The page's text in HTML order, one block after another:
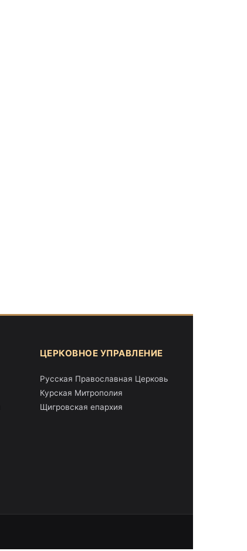
ЦЕРКОВНОЕ УПРАВЛЕНИЕ
Русская Православная Церковь
Курская Митрополия
Щигровская епархия